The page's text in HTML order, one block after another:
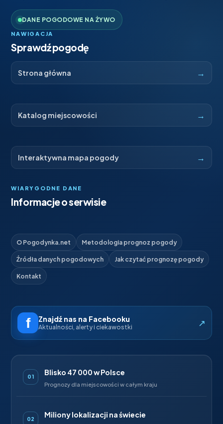
DANE POGODOWE NA ŻYWO
NAWIGACJA
Sprawdź pogodę
Strona główna →
Katalog miejscowości →
Interaktywna mapa pogody →
WIARYGODNE DANE
Informacje o serwisie
O Pogodynka.net Metodologia prognoz pogody
Źródła danych pogodowych Jak czytać prognozę pogody
Kontakt
Znajdź nas na Facebooku
Aktualności, alerty i ciekawostki ↗
01 Blisko 47 000 w Polsce
Prognozy dla miejscowości w całym kraju
02 Miliony lokalizacji na świecie